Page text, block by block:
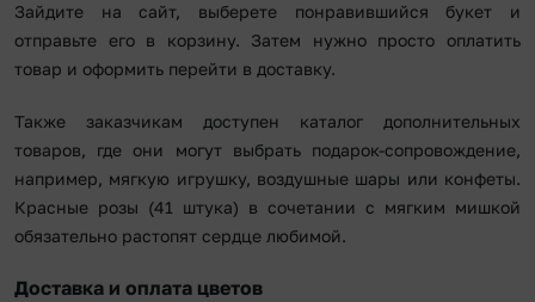
Зайдите на сайт, выберете понравившийся букет и
отправьте его в корзину. Затем нужно просто оплатить
товар и оформить перейти в доставку.
Также заказчикам доступен каталог дополнительных
товаров, где они могут выбрать подарок-сопровождение,
например, мягкую игрушку, воздушные шары или конфеты.
Красные розы (41 штука) в сочетании с мягким мишкой
обязательно растопят сердце любимой.
Доставка и оплата цветов